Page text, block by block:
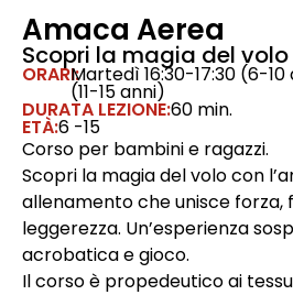
Amaca Aerea
Scopri la magia del volo
ORARI:Martedì 16:30-17:30 (6-10
(11-15 anni)
DURATA LEZIONE:60 min.
ETÀ:6 -15
Corso per bambini e ragazzi.
Scopri la magia del volo con
allenamento che unisce forza,
leggerezza. Un’esperienza
acrobatica e gioco.
Il corso è propedeutico ai